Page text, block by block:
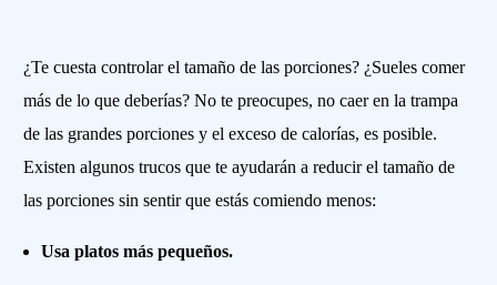
¿Te cuesta controlar el tamaño de las porciones? ¿Sueles comer
más de lo que deberías? No te preocupes, no caer en la trampa
de las grandes porciones y el exceso de calorías, es posible.
Existen algunos trucos que te ayudarán a reducir el tamaño de
las porciones sin sentir que estás comiendo menos:
Usa platos más pequeños.